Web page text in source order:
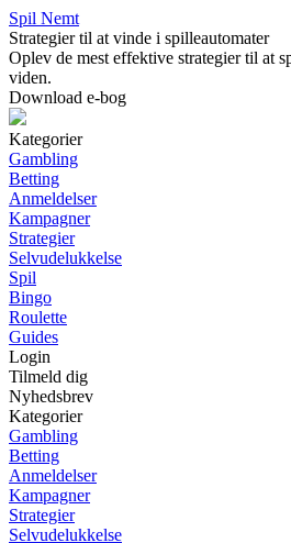
Spil Nemt
Strategier til at vinde i spilleautomater
Oplev de mest effektive strategier til at
viden.
Download e-bog
Kategorier
Gambling
Betting
Anmeldelser
Kampagner
Strategier
Selvudelukkelse
Spil
Bingo
Roulette
Guides
Login
Tilmeld dig
Nyhedsbrev
Kategorier
Gambling
Betting
Anmeldelser
Kampagner
Strategier
Selvudelukkelse